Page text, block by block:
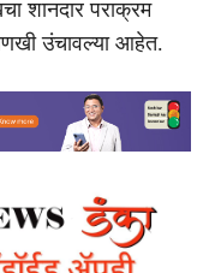
शानदार पराक्रम
उंचावल्या आहेत.